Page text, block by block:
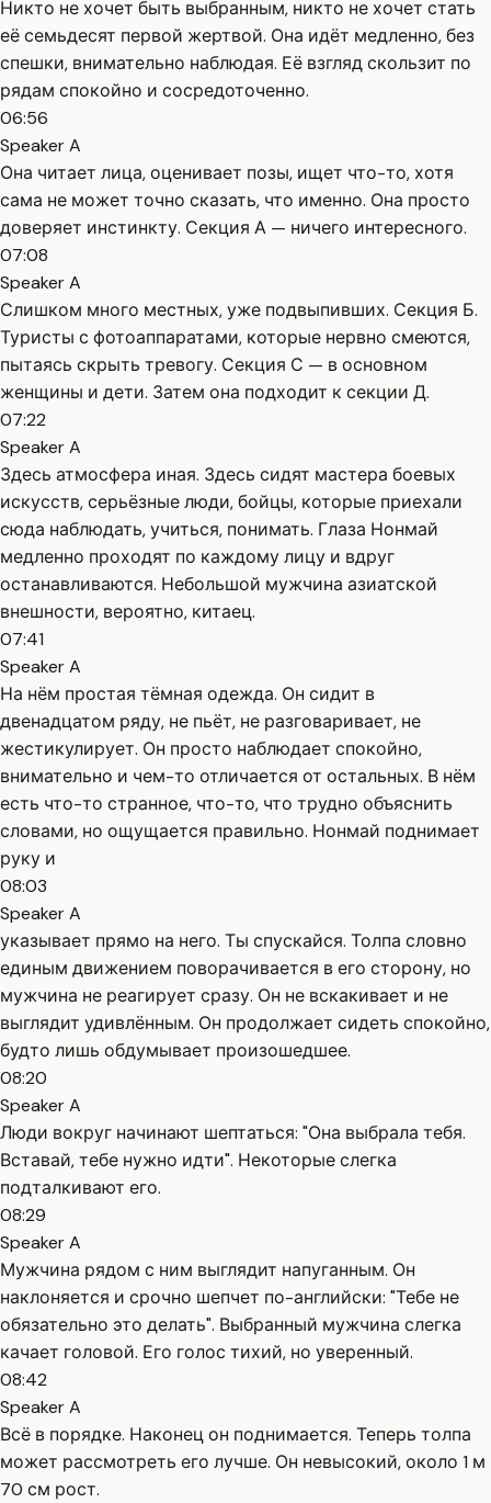
Никто не хочет быть выбранным, никто не хочет стать
её семьдесят первой жертвой. Она идёт медленно, без
спешки, внимательно наблюдая. Её взгляд скользит по
рядам спокойно и сосредоточенно.
06:56
Speaker A
Она читает лица, оценивает позы, ищет что-то, хотя
сама не может точно сказать, что именно. Она просто
доверяет инстинкту. Секция А — ничего интересного.
07:08
Speaker A
Слишком много местных, уже подвыпивших. Секция Б.
Туристы с фотоаппаратами, которые нервно смеются,
пытаясь скрыть тревогу. Секция С — в основном
женщины и дети. Затем она подходит к секции Д.
07:22
Speaker A
Здесь атмосфера иная. Здесь сидят мастера боевых
искусств, серьёзные люди, бойцы, которые приехали
сюда наблюдать, учиться, понимать. Глаза Нонмай
медленно проходят по каждому лицу и вдруг
останавливаются. Небольшой мужчина азиатской
внешности, вероятно, китаец.
07:41
Speaker A
На нём простая тёмная одежда. Он сидит в
двенадцатом ряду, не пьёт, не разговаривает, не
жестикулирует. Он просто наблюдает спокойно,
внимательно и чем-то отличается от остальных. В нём
есть что-то странное, что-то, что трудно объяснить
словами, но ощущается правильно. Нонмай поднимает
руку и
08:03
Speaker A
указывает прямо на него. Ты спускайся. Толпа словно
единым движением поворачивается в его сторону, но
мужчина не реагирует сразу. Он не вскакивает и не
выглядит удивлённым. Он продолжает сидеть спокойно,
будто лишь обдумывает произошедшее.
08:20
Speaker A
Люди вокруг начинают шептаться: "Она выбрала тебя.
Вставай, тебе нужно идти". Некоторые слегка
подталкивают его.
08:29
Speaker A
Мужчина рядом с ним выглядит напуганным. Он
наклоняется и срочно шепчет по-английски: "Тебе не
обязательно это делать". Выбранный мужчина слегка
качает головой. Его голос тихий, но уверенный.
08:42
Speaker A
Всё в порядке. Наконец он поднимается. Теперь толпа
может рассмотреть его лучше. Он невысокий, около 1 м
70 см рост.